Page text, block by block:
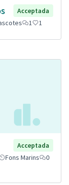
Acceptada
1 1
Acceptada
Fons Marins
0